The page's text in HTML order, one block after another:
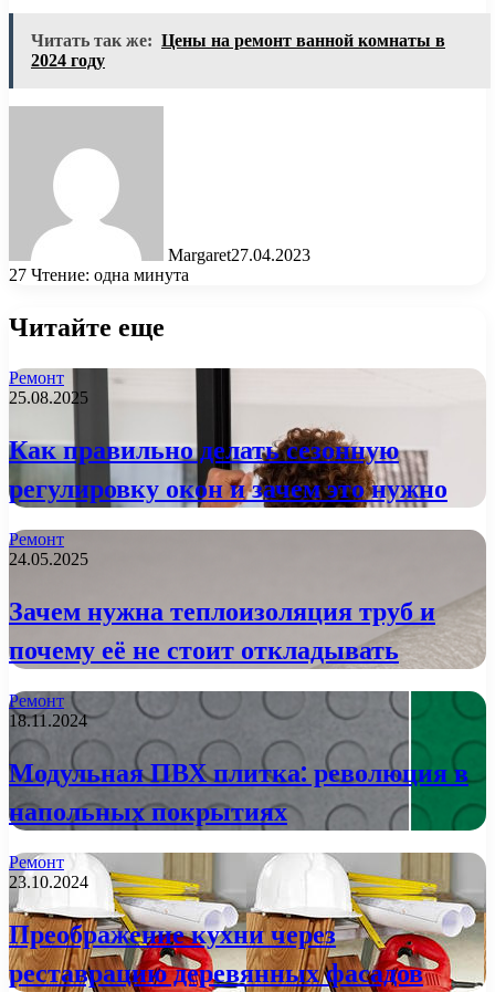
Читать так же: Цены на ремонт ванной комнаты в
2024 году
Margaret27.04.2023
27 Чтение: одна минута
Читайте еще
Ремонт
25.08.2025
Как правильно делать сезонную
регулировку окон и зачем это нужно
Ремонт
24.05.2025
Зачем нужна теплоизоляция труб и
почему её не стоит откладывать
Ремонт
18.11.2024
Модульная ПВХ плитка: революция в
напольных покрытиях
Ремонт
23.10.2024
Преображение кухни через
реставрацию деревянных фасадов